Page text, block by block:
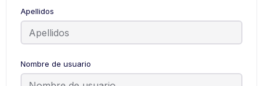
Apellidos
Nombre de usuario